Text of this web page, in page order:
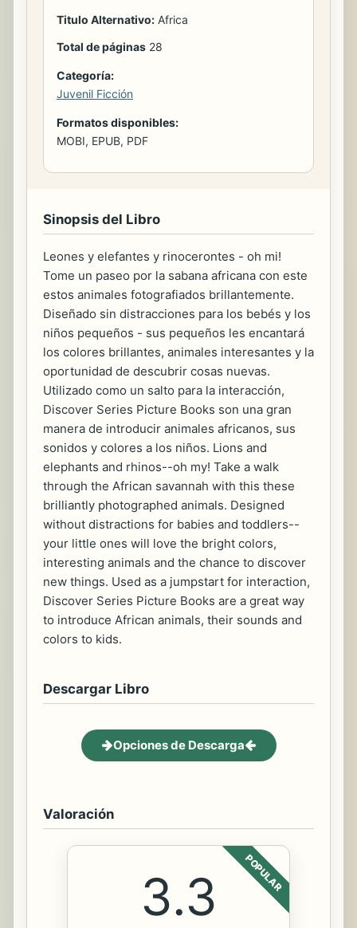
Titulo Alternativo: Africa
Total de páginas 28
Categoría:
Juvenil Ficción
Formatos disponibles:
MOBI, EPUB, PDF
Sinopsis del Libro
Leones y elefantes y rinocerontes - oh mi!
Tome un paseo por la sabana africana con este
estos animales fotografiados brillantemente.
Diseñado sin distracciones para los bebés y los
niños pequeños - sus pequeños les encantará
los colores brillantes, animales interesantes y la
oportunidad de descubrir cosas nuevas.
Utilizado como un salto para la interacción,
Discover Series Picture Books son una gran
manera de introducir animales africanos, sus
sonidos y colores a los niños. Lions and
elephants and rhinos--oh my! Take a walk
through the African savannah with this these
brilliantly photographed animals. Designed
without distractions for babies and toddlers--
your little ones will love the bright colors,
interesting animals and the chance to discover
new things. Used as a jumpstart for interaction,
Discover Series Picture Books are a great way
to introduce African animals, their sounds and
colors to kids.
Descargar Libro
Opciones de Descarga
Valoración
POPULAR
3.3